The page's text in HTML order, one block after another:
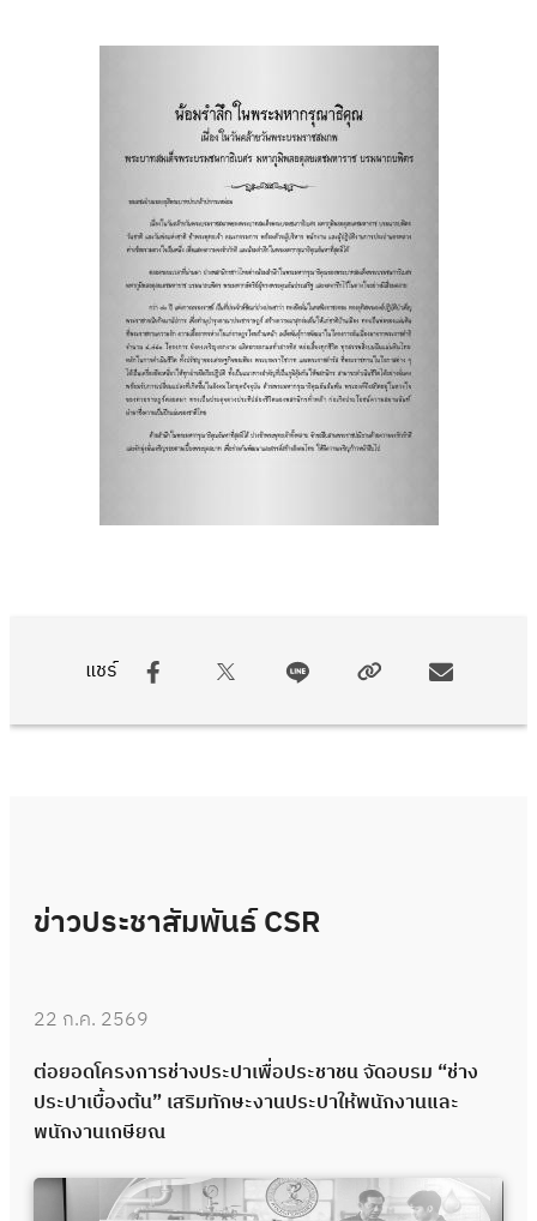
แชร์
ข่าวประชาสัมพันธ์ CSR
22 ก.ค. 2569
ต่อยอดโครงการช่างประปาเพื่อประชาชน จัดอบรม “ช่าง
ประปาเบื้องต้น” เสริมทักษะงานประปาให้พนักงานและ
พนักงานเกษียณ